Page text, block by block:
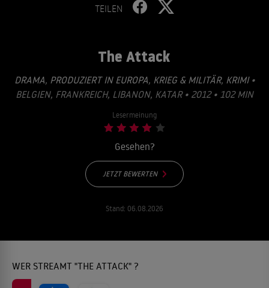
TEILEN
The Attack
DRAMA, PRODUZIERT IN EUROPA, KRIEG & MILITÄR, KRIMI•
BELGIEN, FRANKREICH, LIBANON, KATAR • 2012 • 102 MIN
Lesermeinung
Gesehen?
JETZT BEWERTEN
Stand: 06.08.2026
WER STREAMT "THE ATTACK" ?